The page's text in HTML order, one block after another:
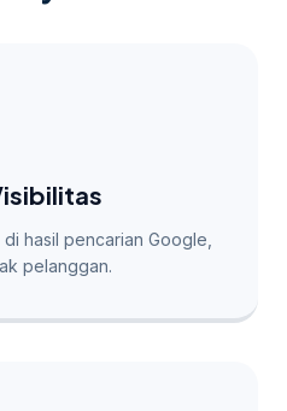
hasil pencarian Google,
pelanggan.